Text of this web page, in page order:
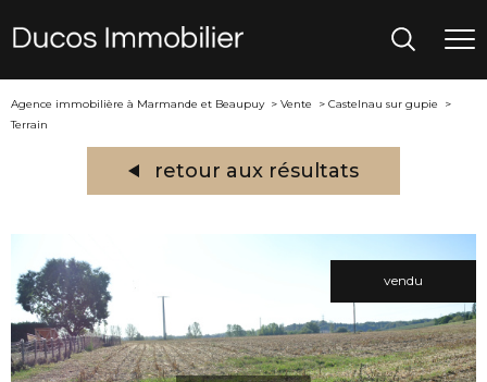
Agence immobilière à Marmande et Beaupuy Vente
Castelnau sur gupie
Terrain
retour aux résultats
vendu